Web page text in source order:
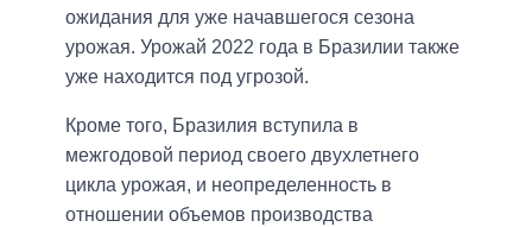
ожидания для уже начавшегося сезона
урожая. Урожай 2022 года в Бразилии также
уже находится под угрозой.
Кроме того, Бразилия вступила в
межгодовой период своего двухлетнего
цикла урожая, и неопределенность в
отношении объемов производства